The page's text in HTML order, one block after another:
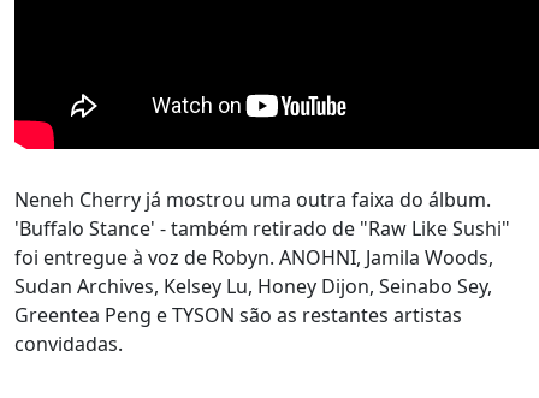
Neneh Cherry já mostrou uma outra faixa do álbum.
'Buffalo Stance' - também retirado de "Raw Like Sushi"
foi entregue à voz de Robyn. ANOHNI, Jamila Woods,
Sudan Archives, Kelsey Lu, Honey Dijon, Seinabo Sey,
Greentea Peng e TYSON são as restantes artistas
convidadas.